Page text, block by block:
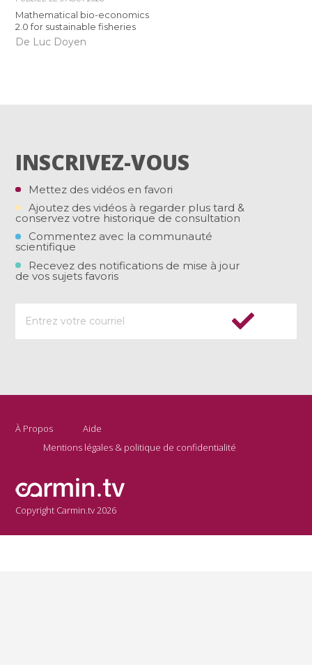
Mathematical bio-economics
2.0 for sustainable fisheries
De Luc Doyen
INSCRIVEZ-VOUS
Mettez des vidéos en favori
Ajoutez des vidéos à regarder plus tard &
conservez votre historique de consultation
Commentez avec la communauté
scientifique
Recevez des notifications de mise à jour
de vos sujets favoris
À Propos
Aide
Mentions légales & politique de confidentialité
Copyright Carmin.tv 2026